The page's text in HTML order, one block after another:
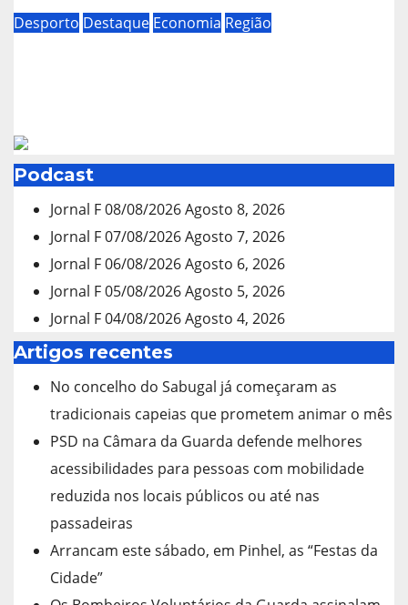
Desporto Destaque Economia Região
Podcast
Jornal F 08/08/2026Agosto 8, 2026
Jornal F 07/08/2026Agosto 7, 2026
Jornal F 06/08/2026Agosto 6, 2026
Jornal F 05/08/2026Agosto 5, 2026
Jornal F 04/08/2026Agosto 4, 2026
Artigos recentes
No concelho do Sabugal já começaram as
tradicionais capeias que prometem animar o mês
PSD na Câmara da Guarda defende melhores
acessibilidades para pessoas com mobilidade
reduzida nos locais públicos ou até nas
passadeiras
Arrancam este sábado, em Pinhel, as “Festas da
Cidade”